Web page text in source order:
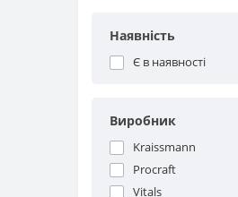
Наявність
Є в наявності
Виробник
Kraissmann
Procraft
Vitals